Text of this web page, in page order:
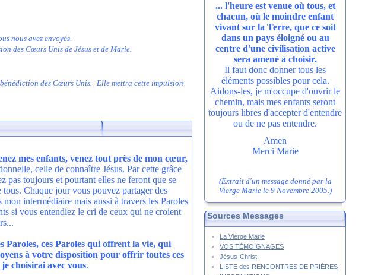
nous avez envoyés.
des Cœurs Unis de Jésus et de Marie.
des Cœurs Unis. Elle mettra cette impulsion
mes enfants, venez tout près de mon cœur,
celle de connaître Jésus. Par cette grâce
pas toujours et pourtant elles ne feront que se
Chaque jour vous pouvez partager des
intermédiaire mais aussi à travers les Paroles
si vous entendiez le cri de ceux qui ne croient
Paroles, ces Paroles qui offrent la vie, qui
à votre disposition pour offrir toutes ces
choisirai avec vous.
... l'heure est venue où tous, et
chacun, où le moindre enfant
vivant sur la Terre, que ce soit
dans un pays éloigné ou au
centre d'une civilisation active
sera amené à choisir.
Il faut donc donner tous les
éléments possibles pour cela.
Aidons-les, je m'occupe d'ouvrir le
chemin, mais mes enfants seront
toujours libres d'accepter d'entendre
ou de ne pas entendre.
Amen
Merci Marie
(Extrait d'un message donné par la
Vierge Marie le 9 Novembre 2005.)
Sources Messages
La Vierge Marie
VOS TÉMOIGNAGES
Jésus-Christ
LISTE des RENCONTRES DE PRIÈRES